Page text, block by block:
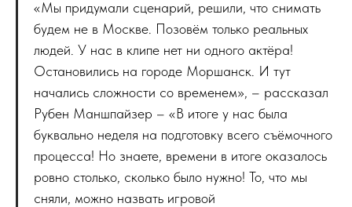
«Мы придумали сценарий, решили, что снимать
будем не в Москве. Позовём только реальных
людей. У нас в клипе нет ни одного актёра!
Остановились на городе Моршанск. И тут
начались сложности со временем», – рассказал
Рубен Маншпайзер – «В итоге у нас была
буквально неделя на подготовку всего съёмочного
процесса! Но знаете, времени в итоге оказалось
ровно столько, сколько было нужно! То, что мы
сняли, можно назвать игровой